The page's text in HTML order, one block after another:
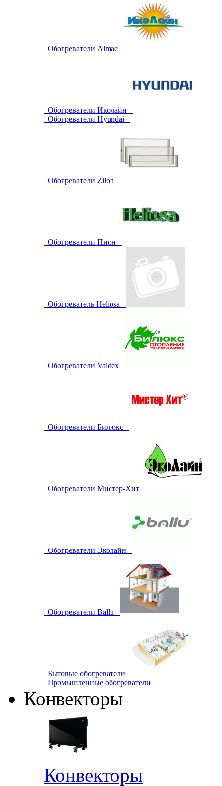
Обогреватели Almac
Обогреватели Иколайн
Обогреватели Hyundai
Обогреватели Zilon
Обогреватели Пион
Обогреватель Heliosa
Обогреватели Valdex
Обогреватели Билюкс
Обогреватели Мистер-Хит
Обогреватели Эколайн
Обогреватели Ballu
Бытовые обогреватели
Промышленные обогреватели
Конвекторы
Конвекторы